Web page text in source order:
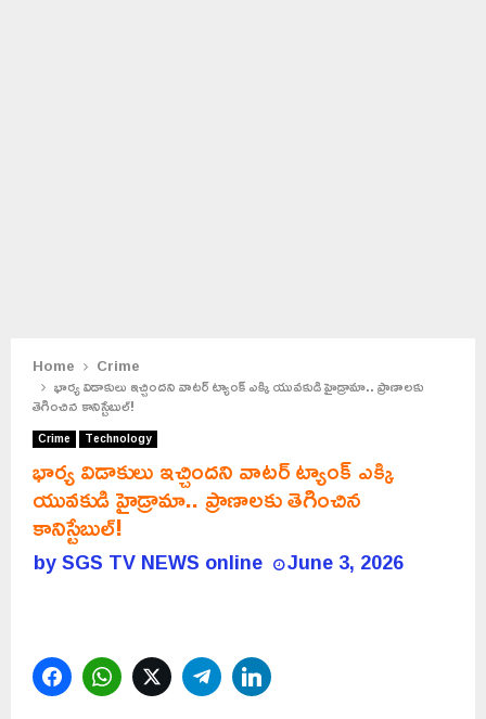
Home Crime
భార్య విడాకులు ఇచ్చిందని వాటర్ ట్యాంక్ ఎక్కి యువకుడి హైడ్రామా.. ప్రాణాలకు
తెగించిన కానిస్టేబుల్!
Crime Technology
భార్య విడాకులు ఇచ్చిందని వాటర్ ట్యాంక్ ఎక్కి
యువకుడి హైడ్రామా.. ప్రాణాలకు తెగించిన
కానిస్టేబుల్!
bySGS TV NEWS online June 3, 2026
FacebookWhatsAppTwitterTelegram